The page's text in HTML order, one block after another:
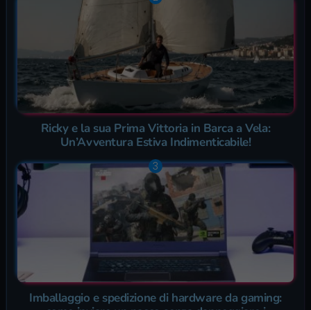
Ricky e la sua Prima Vittoria in Barca a Vela:
Un’Avventura Estiva Indimenticabile!
Imballaggio e spedizione di hardware da gaming: